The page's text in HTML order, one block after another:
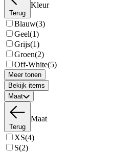
Terug
Kleur
Blauw(3)
Geel(1)
Grijs(1)
Groen(2)
Off-White(5)
Meer tonen
Bekijk items
Maat
Terug
Maat
XS(4)
S(2)